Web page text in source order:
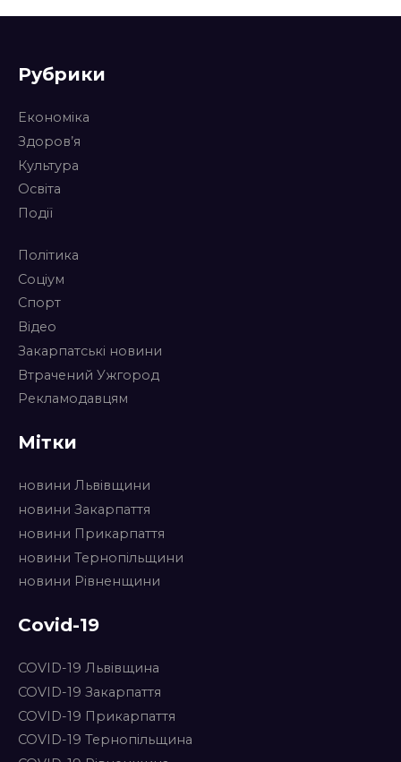
Рубрики
Економіка
Здоров’я
Культура
Освіта
Події
Політика
Соціум
Спорт
Відео
Закарпатські новини
Втрачений Ужгород
Рекламодавцям
Мітки
новини Львівщини
новини Закарпаття
новини Прикарпаття
новини Тернопільщини
новини Рівненщини
Covid-19
COVID-19 Львівщина
COVID-19 Закарпаття
COVID-19 Прикарпаття
COVID-19 Тернопільщина